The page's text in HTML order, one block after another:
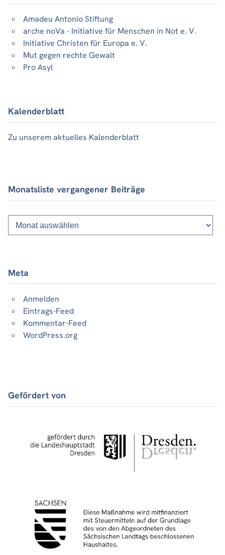
Amadeu Antonio Stiftung
arche noVa - Initiative für Menschen in Not e. V.
Initiative Christen für Europa e. V.
Mut gegen rechte Gewalt
Pro Asyl
Kalenderblatt
Zu unserem aktuelles Kalenderblatt
Monatsliste vergangener Beiträge
Monatsliste
vergangener
Beiträge
Meta
Anmelden
Eintrags-Feed
Kommentar-Feed
WordPress.org
Gefördert von